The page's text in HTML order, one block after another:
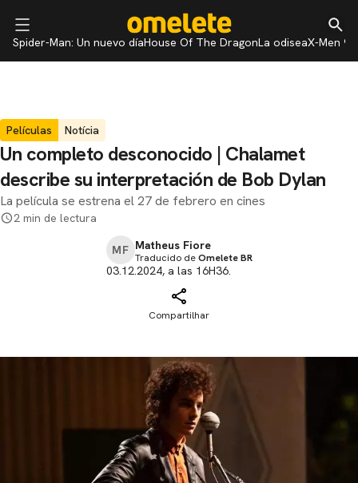
Spider-Man: Un nuevo díaHouse Of The DragonLa odiseaX-Men 97
Películas Notícia
Un completo desconocido | Chalamet
describe su interpretación de Bob Dylan
La película se estrena el 27 de febrero en cines
2 min de lectura
MF Matheus Fiore
Traducido deOmelete BR
03.12.2024, a las 16H36.
Compartilhar